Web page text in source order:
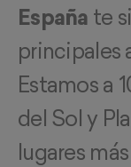
España te
principales
Estamos a
del Sol y
lugares